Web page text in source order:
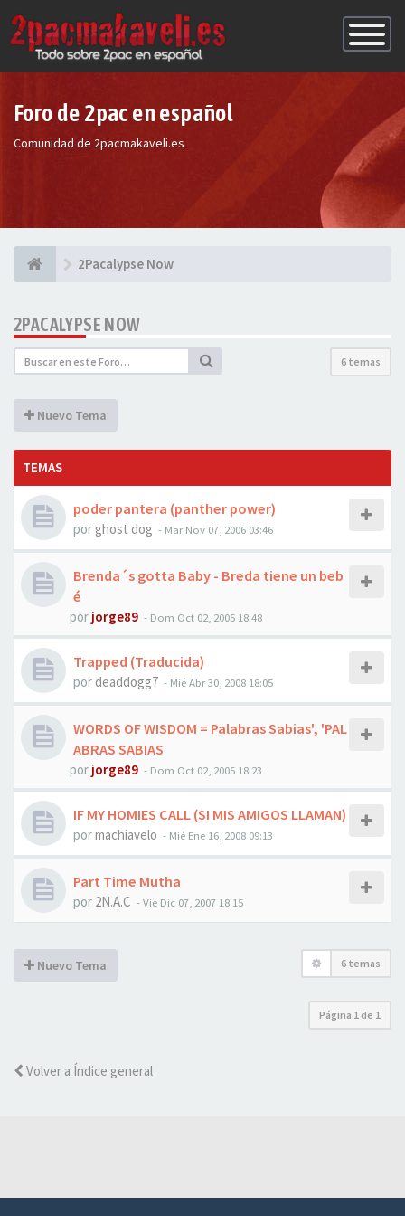
de
Foro de 2pac en español
Comunidad de 2pacmakaveli.es
2Pacalypse Now
2PACALYPSE NOW
6 temas
Nuevo Tema
TEMAS
poder pantera (panther power)
por ghost dog - Mar Nov 07, 2006 03:46
Brenda´s gotta Baby - Breda tiene un beb
é
por jorge89 - Dom Oct 02, 2005 18:48
Trapped (Traducida)
por deaddogg7 - Mié Abr 30, 2008 18:05
WORDS OF WISDOM = Palabras Sabias', 'PAL
ABRAS SABIAS
por jorge89 - Dom Oct 02, 2005 18:23
IF MY HOMIES CALL (SI MIS AMIGOS LLAMAN)
pormachiavelo - Mié Ene 16, 2008 09:13
Part Time Mutha
por 2N.A.C -Vie Dic 07, 2007 18:15
Nuevo Tema 6 temas
Página 1 de 1
Volver a Índice general